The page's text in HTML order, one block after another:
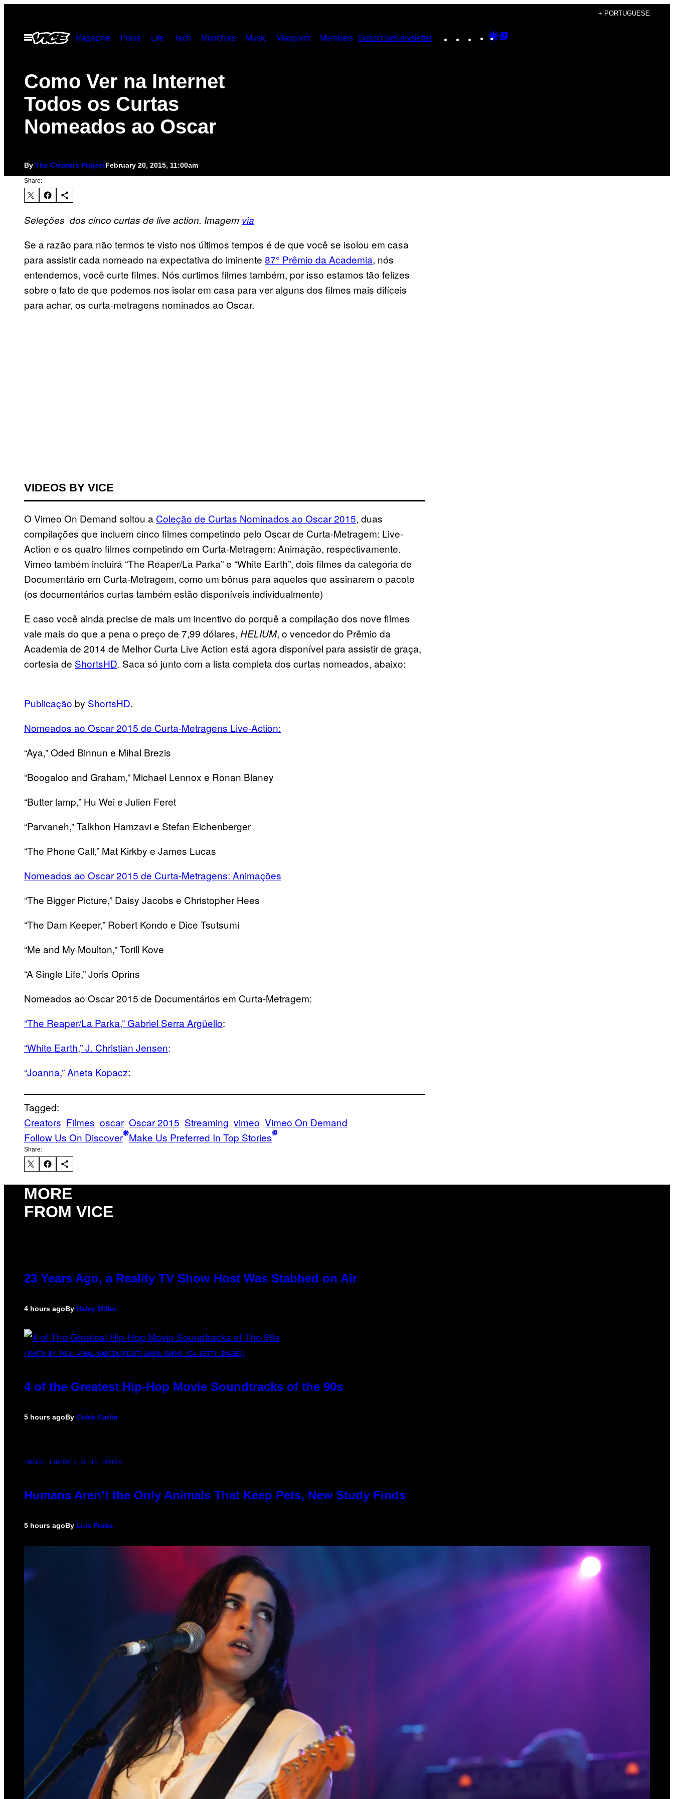
content
+ PORTUGUESE
Open
Menu
Magazine Pulse Life Tech Munchies Music Waypoint Members SubscribeNewsletter Instagram
TikTokYouTube
Google
Como Ver na Internet
Todos os Curtas
Nomeados ao Oscar
By The Creators ProjectFebruary 20, 2015, 11:00am
Share:
Seleções dos cinco curtas de live action. Imagem via
Se a razão para não termos te visto nos últimos tempos é de que você se isolou em casa
para assistir cada nomeado na expectativa do iminente 87° Prêmio da Academia, nós
entendemos, você curte filmes. Nós curtimos filmes também, por isso estamos tão felizes
sobre o fato de que podemos nos isolar em casa para ver alguns dos filmes mais difíceis
para achar, os curta-metragens nominados ao Oscar.
VIDEOS BY VICE
O Vimeo On Demand soltou a Coleção de Curtas Nominados ao Oscar 2015, duas
compilações que incluem cinco filmes competindo pelo Oscar de Curta-Metragem: Live-
Action e os quatro filmes competindo em Curta-Metragem: Animação, respectivamente.
Vimeo também incluirá “The Reaper/La Parka” e “White Earth”, dois filmes da categoria de
Documentário em Curta-Metragem, como um bônus para aqueles que assinarem o pacote
(os documentários curtas também estão disponíveis individualmente)
E caso você ainda precise de mais um incentivo do porquê a compilação dos nove filmes
vale mais do que a pena o preço de 7,99 dólares, HELIUM, o vencedor do Prêmio da
Academia de 2014 de Melhor Curta Live Action está agora disponível para assistir de graça,
cortesia de ShortsHD. Saca só junto com a lista completa dos curtas nomeados, abaixo:
Publicação by ShortsHD.
Nomeados ao Oscar 2015 de Curta-Metragens Live-Action:
“Aya,” Oded Binnun e Mihal Brezis
“Boogaloo and Graham,” Michael Lennox e Ronan Blaney
“Butter lamp,” Hu Wei e Julien Feret
“Parvaneh,” Talkhon Hamzavi e Stefan Eichenberger
“The Phone Call,” Mat Kirkby e James Lucas
Nomeados ao Oscar 2015 de Curta-Metragens: Animações
“The Bigger Picture,” Daisy Jacobs e Christopher Hees
“The Dam Keeper,” Robert Kondo e Dice Tsutsumi
“Me and My Moulton,” Torill Kove
“A Single Life,” Joris Oprins
Nomeados ao Oscar 2015 de Documentários em Curta-Metragem:
“The Reaper/La Parka,” Gabriel Serra Argüello:
“White Earth,” J. Christian Jensen:
“Joanna,” Aneta Kopacz:
Tagged:
Creators Filmes oscar Oscar 2015 Streaming vimeo Vimeo On Demand
Follow Us On Discover Make Us Preferred In Top Stories
Share:
MORE
FROM VICE
23 Years Ago, a Reality TV Show Host Was Stabbed on Air
4 hours agoBy Haley Miller
(PHOTO BY POOL ARNAL/GARCIA/PICOT/GAMMA-RAPHO VIA GETTY IMAGES)
4 of the Greatest Hip-Hop Movie Soundtracks of the 90s
5 hours agoBy Caleb Catlin
PHOTO: IJDEMA / GETTY IMAGES
Humans Aren’t the Only Animals That Keep Pets, New Study Finds
5 hours agoBy Luis Prada